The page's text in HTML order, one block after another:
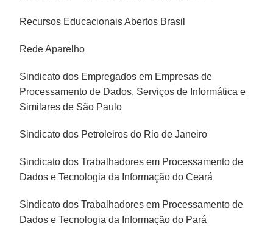
Recursos Educacionais Abertos Brasil
Rede Aparelho
Sindicato dos Empregados em Empresas de
Processamento de Dados, Serviços de Informática e
Similares de São Paulo
Sindicato dos Petroleiros do Rio de Janeiro
Sindicato dos Trabalhadores em Processamento de
Dados e Tecnologia da Informação do Ceará
Sindicato dos Trabalhadores em Processamento de
Dados e Tecnologia da Informação do Pará